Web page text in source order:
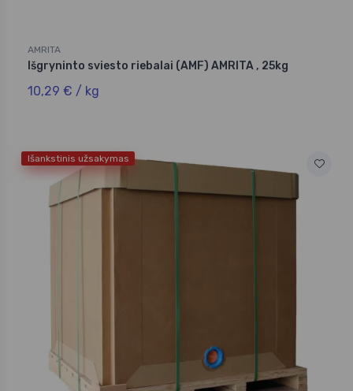
AMRITA
Išgryninto sviesto riebalai (AMF) AMRITA , 25kg
10,29 € / kg
Išankstinis užsakymas